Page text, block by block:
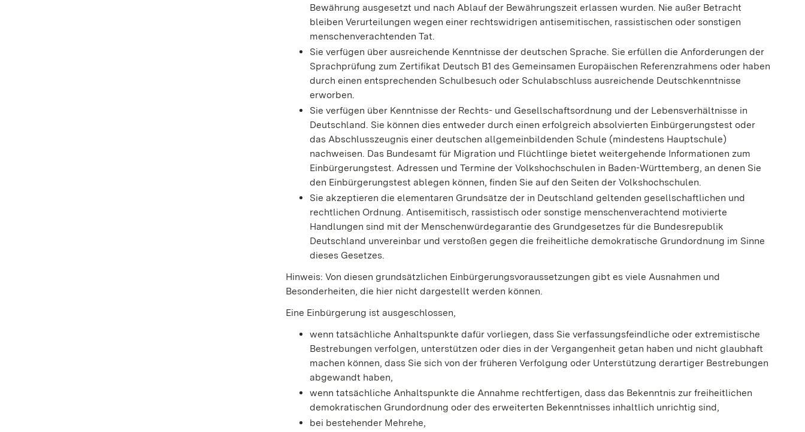
Bewährung ausgesetzt und nach Ablauf der Bewährungszeit erlassen wurden. Nie außer Betracht
bleiben Verurteilungen wegen einer rechtswidrigen antisemitischen, rassistischen oder sonstigen
menschenverachtenden Tat.
Sie verfügen über ausreichende Kenntnisse der deutschen Sprache. Sie erfüllen die Anforderungen der
Sprachprüfung zum Zertifikat Deutsch B1 des Gemeinsamen Europäischen Referenzrahmens oder haben
durch einen entsprechenden Schulbesuch oder Schulabschluss ausreichende Deutschkenntnisse
erworben.
Sie verfügen über Kenntnisse der Rechts- und Gesellschaftsordnung und der Lebensverhältnisse in
Deutschland. Sie können dies entweder durch einen erfolgreich absolvierten Einbürgerungstest oder
das Abschlusszeugnis einer deutschen allgemeinbildenden Schule (mindestens Hauptschule)
nachweisen. Das Bundesamt für Migration und Flüchtlinge bietet weitergehende Informationen zum
Einbürgerungstest. Adressen und Termine der Volkshochschulen in Baden-Württemberg, an denen Sie
den Einbürgerungstest ablegen können, finden Sie auf den Seiten der Volkshochschulen.
Sie akzeptieren die elementaren Grundsätze der in Deutschland geltenden gesellschaftlichen und
rechtlichen Ordnung. Antisemitisch, rassistisch oder sonstige menschenverachtend motivierte
Handlungen sind mit der Menschenwürdegarantie des Grundgesetzes für die Bundesrepublik
Deutschland unvereinbar und verstoßen gegen die freiheitliche demokratische Grundordnung im Sinne
dieses Gesetzes.
Hinweis: Von diesen grundsätzlichen Einbürgerungsvoraussetzungen gibt es viele Ausnahmen und
Besonderheiten, die hier nicht dargestellt werden können.
Eine Einbürgerung ist ausgeschlossen,
wenn tatsächliche Anhaltspunkte dafür vorliegen, dass Sie verfassungsfeindliche oder extremistische
Bestrebungen verfolgen, unterstützen oder dies in der Vergangenheit getan haben und nicht glaubhaft
machen können, dass Sie sich von der früheren Verfolgung oder Unterstützung derartiger Bestrebungen
abgewandt haben,
wenn tatsächliche Anhaltspunkte die Annahme rechtfertigen, dass das Bekenntnis zur freiheitlichen
demokratischen Grundordnung oder des erweiterten Bekenntnisses inhaltlich unrichtig sind,
bei bestehender Mehrehe,